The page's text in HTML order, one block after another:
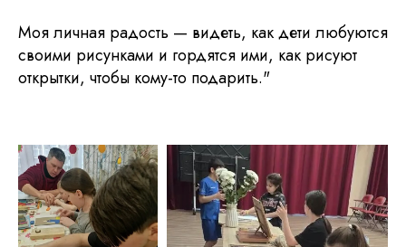
Моя личная радость — видеть, как дети любуются
своими рисунками и гордятся ими, как рисуют
открытки, чтобы кому-то подарить."